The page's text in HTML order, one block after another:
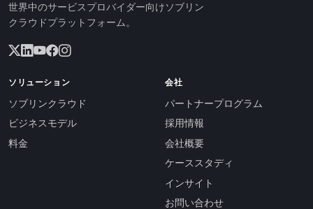
世界中のサービスプロバイダー向けソブリン
クラウドプラットフォーム。
ソリューション
ソブリンクラウド
ビジネスモデル
料金
会社
パートナープログラム
採用情報
会社概要
ケーススタディ
インサイト
お問い合わせ